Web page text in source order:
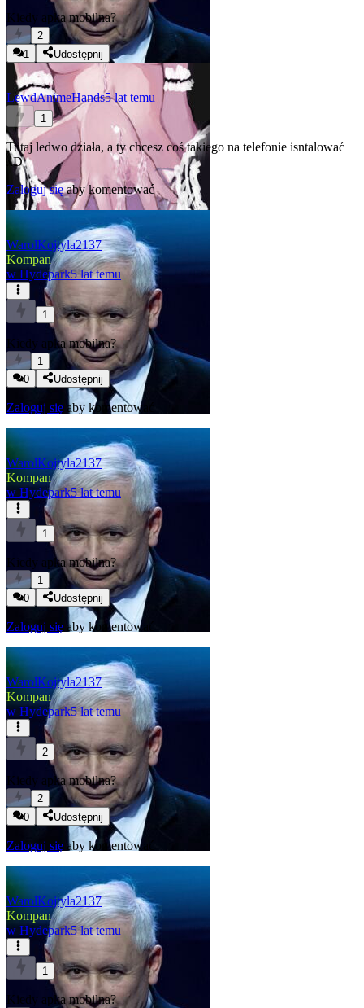
Kiedy apka mobilna?
2
1
Udostępnij
LewdAnimeHands5 lat temu
1
Tutaj ledwo działa, a ty chcesz coś takiego na telefonie isntalować
xD
Zaloguj sięaby komentować
WarolKojtyla2137
Kompan
w Hydepark5 lat temu
1
Kiedy apka mobilna?
1
0
Udostępnij
Zaloguj się aby komentować
WarolKojtyla2137
Kompan
w Hydepark5 lat temu
1
Kiedy apka mobilna?
1
0
Udostępnij
Zaloguj się aby komentować
WarolKojtyla2137
Kompan
w Hydepark5 lat temu
2
Kiedy apka mobilna?
2
0
Udostępnij
Zaloguj się aby komentować
WarolKojtyla2137
Kompan
w Hydepark5 lat temu
1
Kiedy apka mobilna?